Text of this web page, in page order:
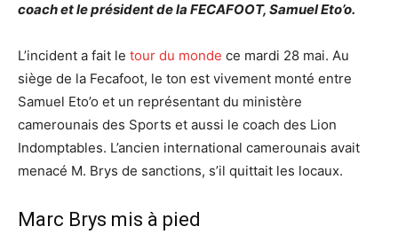
coach et le président de la FECAFOOT, Samuel Eto’o.
L’incident a fait le tour du monde ce mardi 28 mai. Au
siège de la Fecafoot, le ton est vivement monté entre
Samuel Eto’o et un représentant du ministère
camerounais des Sports et aussi le coach des Lion
Indomptables. L’ancien international camerounais avait
menacé M. Brys de sanctions, s’il quittait les locaux.
Marc Brys mis à pied